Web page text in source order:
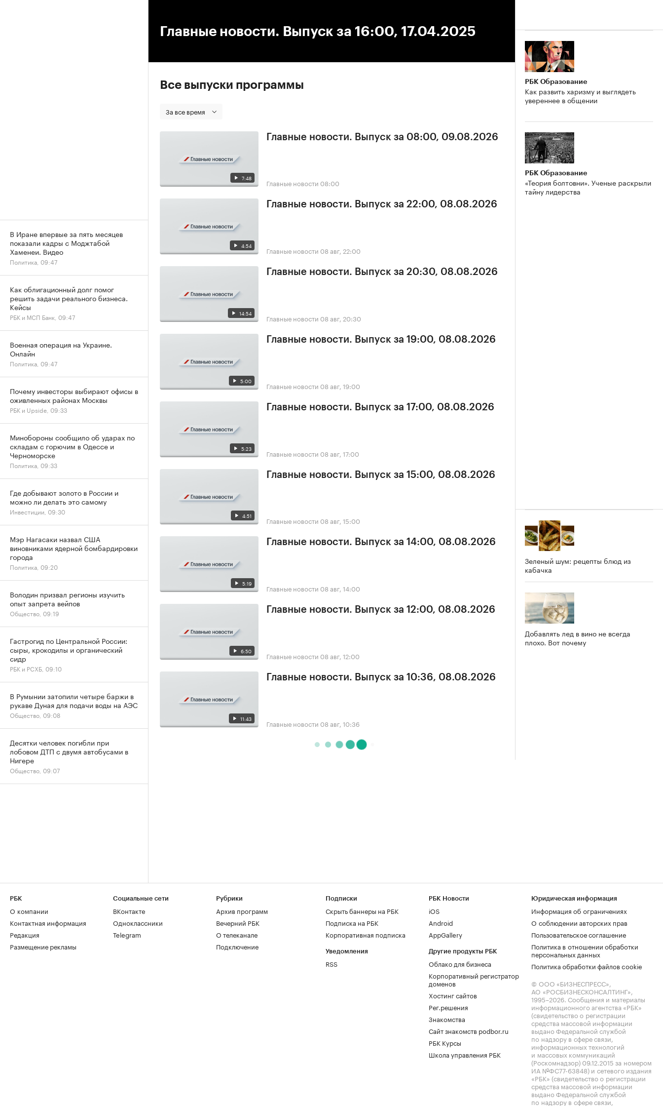
Главные новости. Выпуск за 16:00, 17.04.2025
Все выпуски программы
За все время
7:48
Главные новости. Выпуск за 08:00, 09.08.2026
Главные новости 08:00
4:54
Главные новости. Выпуск за 22:00, 08.08.2026
Главные новости 08 авг, 22:00
14:54
Главные новости. Выпуск за 20:30, 08.08.2026
Главные новости 08 авг, 20:30
5:00
Главные новости. Выпуск за 19:00, 08.08.2026
Главные новости 08 авг, 19:00
5:23
Главные новости. Выпуск за 17:00, 08.08.2026
Главные новости 08 авг, 17:00
4:51
Главные новости. Выпуск за 15:00, 08.08.2026
Главные новости 08 авг, 15:00
5:19
Главные новости. Выпуск за 14:00, 08.08.2026
Главные новости 08 авг, 14:00
6:50
Главные новости. Выпуск за 12:00, 08.08.2026
Главные новости 08 авг, 12:00
11:43
Главные новости. Выпуск за 10:36, 08.08.2026
Главные новости 08 авг, 10:36
РБК Образование
Как развить харизму и выглядеть
увереннее в общении
РБК Образование
«Теория болтовни». Ученые раскрыли
тайну лидерства
Зеленый шум: рецепты блюд из
кабачка
Добавлять лед в вино не всегда
плохо. Вот почему
В Иране впервые за пять месяцев
показали кадры с Моджтабой
Хаменеи. Видео
Политика, 09:47
Как облигационный долг помог
решить задачи реального бизнеса.
Кейсы
РБК и МСП Банк, 09:47
Военная операция на Украине.
Онлайн
Политика, 09:47
Почему инвесторы выбирают офисы в
оживленных районах Москвы
РБК и Upside, 09:33
Минобороны сообщило об ударах по
складам с горючим в Одессе и
Черноморске
Политика, 09:33
Где добывают золото в России и
можно ли делать это самому
Инвестиции, 09:30
Мэр Нагасаки назвал США
виновниками ядерной бомбардировки
города
Политика, 09:20
Володин призвал регионы изучить
опыт запрета вейпов
Общество, 09:19
Гастрогид по Центральной России:
сыры, крокодилы и органический
сидр
РБК и РСХБ, 09:10
В Румынии затопили четыре баржи в
рукаве Дуная для подачи воды на АЭС
Общество, 09:08
Десятки человек погибли при
лобовом ДТП с двумя автобусами в
Нигере
Общество, 09:07
РБК
О компании
Контактная информация
Редакция
Размещение рекламы
Социальные сети
ВКонтакте
Одноклассники
Telegram
Рубрики
Архив программ
Вечерний РБК
О телеканале
Подключение
Подписки
Скрыть баннеры на РБК
Подписка на РБК
Корпоративная подписка
Уведомления
RSS
РБК Новости
iOS
Android
AppGallery
Другие продукты РБК
Облако для бизнеса
Корпоративный регистратор
доменов
Хостинг сайтов
Рег.решения
Знакомства
Сайт знакомств podbor.ru
РБК Курсы
Школа управления РБК
Юридическая информация
Информация об ограничениях
О соблюдении авторских прав
Пользовательское соглашение
Политика в отношении обработки
персональных данных
Политика обработки файлов cookie
© ООО «БИЗНЕСПРЕСС»,
АО «РОСБИЗНЕСКОНСАЛТИНГ»,
1995–2026. Сообщения и материалы
информационного агентства «РБК»
(свидетельство о регистрации
средства массовой информации
выдано Федеральной службой
по надзору в сфере связи,
информационных технологий
и массовых коммуникаций
(Роскомнадзор) 09.12.2015 за номером
ИА №ФС77-63848) и сетевого издания
«РБК» (свидетельство о регистрации
средства массовой информации
выдано Федеральной службой
по надзору в сфере связи,